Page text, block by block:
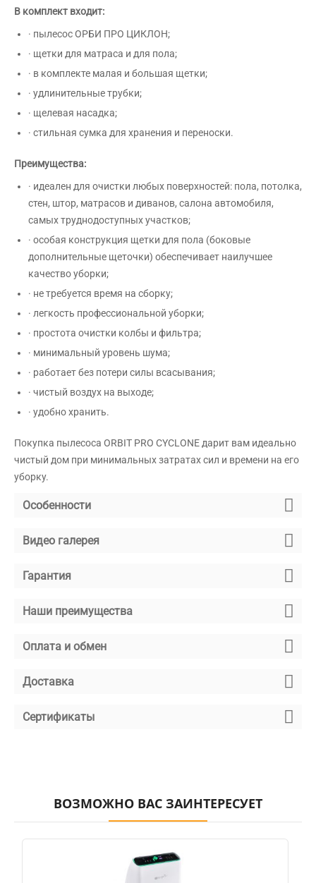
В комплект входит:
· пылесос ОРБИ ПРО ЦИКЛОН;
· щетки для матраса и для пола;
· в комплекте малая и большая щетки;
· удлинительные трубки;
· щелевая насадка;
· стильная сумка для хранения и переноски.
Преимущества:
· идеален для очистки любых поверхностей: пола, потолка,
стен, штор, матрасов и диванов, салона автомобиля,
самых труднодоступных участков;
· особая конструкция щетки для пола (боковые
дополнительные щеточки) обеспечивает наилучшее
качество уборки;
· не требуется время на сборку;
· легкость профессиональной уборки;
· простота очистки колбы и фильтра;
· минимальный уровень шума;
· работает без потери силы всасывания;
· чистый воздух на выходе;
· удобно хранить.
Покупка пылесоса ORBIT PRO CYCLONE дарит вам идеально
чистый дом при минимальных затратах сил и времени на его
уборку.
Особенности
Видео галерея
Гарантия
Наши преимущества
Оплата и обмен
Доставка
Сертификаты
ВОЗМОЖНО ВАС ЗАИНТЕРЕСУЕТ